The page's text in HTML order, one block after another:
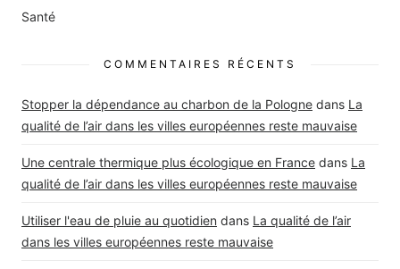
Santé
COMMENTAIRES RÉCENTS
Stopper la dépendance au charbon de la Pologne dans La
qualité de l’air dans les villes européennes reste mauvaise
Une centrale thermique plus écologique en France dans La
qualité de l’air dans les villes européennes reste mauvaise
Utiliser l'eau de pluie au quotidien dans La qualité de l’air
dans les villes européennes reste mauvaise